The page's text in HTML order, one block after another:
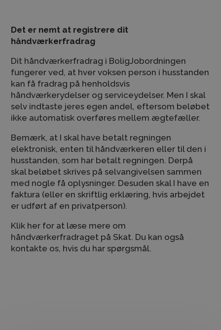
Det er nemt at registrere dit
håndværkerfradrag
Dit håndværkerfradrag i BoligJobordningen
fungerer ved, at hver voksen person i husstanden
kan få fradrag på henholdsvis
håndværkerydelser og serviceydelser. Men I skal
selv indtaste jeres egen andel, eftersom beløbet
ikke automatisk overføres mellem ægtefæller.
Bemærk, at I skal have betalt regningen
elektronisk, enten til håndværkeren eller til den i
husstanden, som har betalt regningen. Derpå
skal beløbet skrives på selvangivelsen sammen
med nogle få oplysninger. Desuden skal I have en
faktura (eller en skriftlig erklæring, hvis arbejdet
er udført af en privatperson).
Klik her for at læse mere om
håndværkerfradraget på Skat. Du kan også
kontakte os, hvis du har spørgsmål.